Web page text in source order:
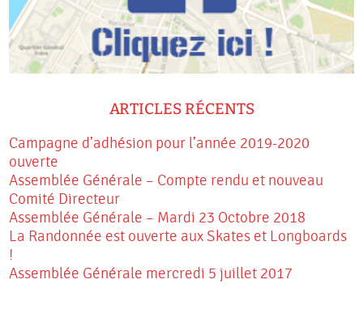
ARTICLES RÉCENTS
Campagne d’adhésion pour l’année 2019-2020
ouverte
Assemblée Générale – Compte rendu et nouveau
Comité Directeur
Assemblée Générale – Mardi 23 Octobre 2018
La Randonnée est ouverte aux Skates et Longboards
!
Assemblée Générale mercredi 5 juillet 2017